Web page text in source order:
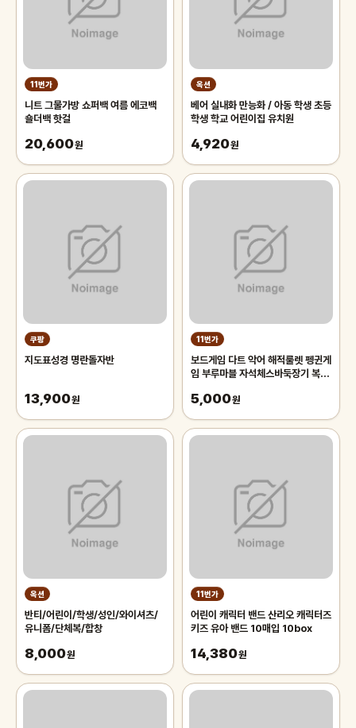
11번가
니트 그물가방 쇼퍼백 여름 에코백
숄더백 핫걸
20,600원
옥션
베어 실내화 만능화 / 아동 학생 초등
학생 학교 어린이집 유치원
4,920원
쿠팡
지도표성경 명란돌자반
13,900원
11번가
보드게임 다트 악어 해적룰렛 펭귄게
임 부루마블 자석체스바둑장기 복불
5,000원
옥션
반티/어린이/학생/성인/와이셔츠/
유니폼/단체복/합창
8,000원
11번가
어린이 캐릭터 밴드 산리오 캐릭터즈
키즈 유아 밴드 10매입 10box
14,380원